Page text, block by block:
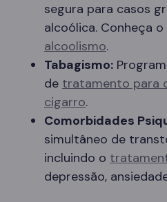
segura para casos
alcoólica. Conheça o
alcoolismo.
Tabagismo:
de tratamento para
cigarro.
Comorbidades
simultâneo de
incluindo o
depressão,